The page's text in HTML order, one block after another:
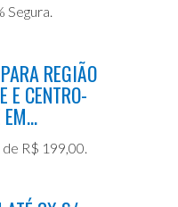
Segura.
REGIÃO
E CENTRO-
EM...
R$ 199,00.